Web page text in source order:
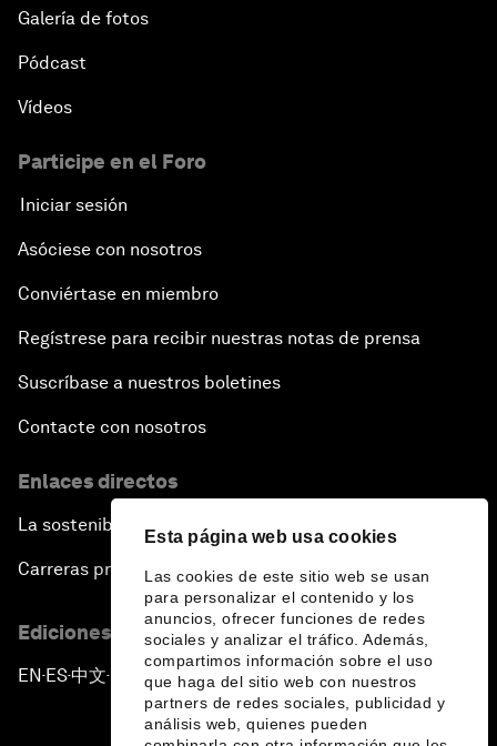
Esta página web usa cookies
Las cookies de este sitio web se usan
para personalizar el contenido y los
anuncios, ofrecer funciones de redes
sociales y analizar el tráfico. Además,
compartimos información sobre el uso
que haga del sitio web con nuestros
partners de redes sociales, publicidad y
análisis web, quienes pueden
Galería de fotos
Pódcast
Vídeos
Participe en el Foro
Iniciar sesión
Asóciese con nosotros
Conviértase en miembro
Regístrese para recibir nuestras notas de prensa
Suscríbase a nuestros boletines
Contacte con nosotros
Enlaces directos
La sostenibilidad en el Foro
Carreras profesionales
Ediciones en otros idiomas
EN ▪ES▪中文▪ 日本語